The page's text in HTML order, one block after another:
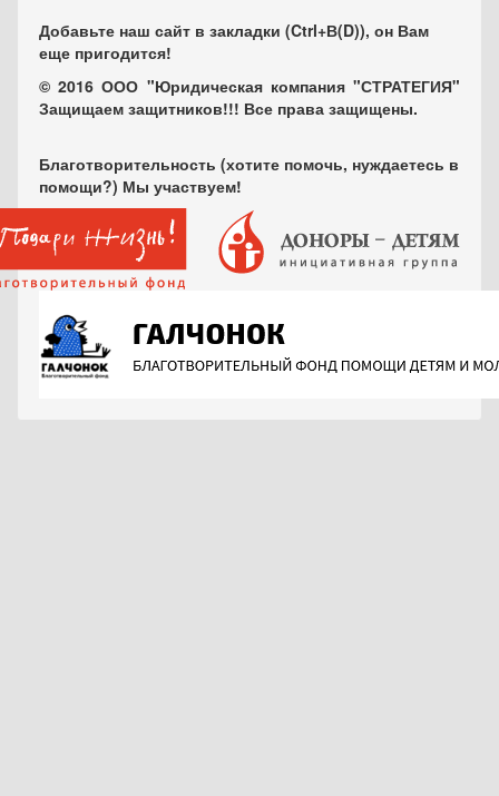
Добавьте наш сайт в закладки (Ctrl+В(D)), он Вам
еще пригодится!
© 2016 ООО "Юридическая компания "СТРАТЕГИЯ"
Защищаем защитников!!! Все права защищены.
Благотворительность (хотите помочь, нуждаетесь в
помощи?) Мы участвуем!